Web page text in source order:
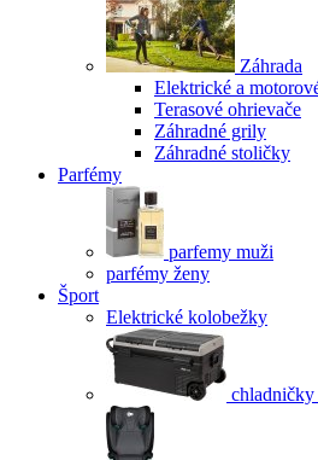
Záhrada
Elektrické a
Terasové ohrievače
Záhradné grily
Záhradné stoličky
Parfémy
parfemy muži
parfémy ženy
Šport
Elektrické kolobežky